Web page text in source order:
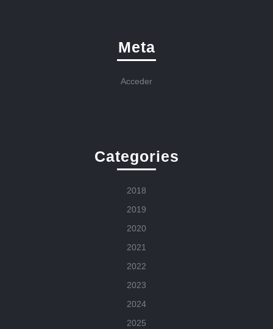
Meta
Acceder
Categories
2018
2019
2020
2021
2022
2023
2024
2025